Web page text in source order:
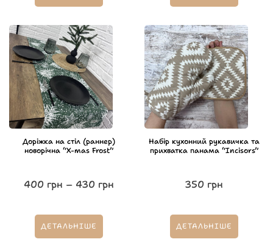
Доріжка на стіл (раннер)
новорічна “X-mas Frost”
400 грн – 430 грн
ДЕТАЛЬНІШЕ
Набір кухонний рукавичка та
прихватка панама “Incisors”
350 грн
ДЕТАЛЬНІШЕ